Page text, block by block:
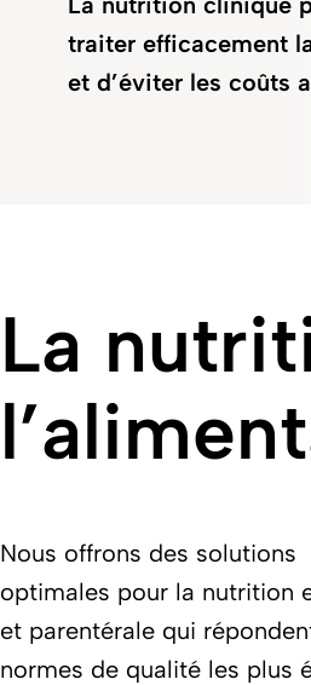
traiter efficacement
et d’éviter les coûts
La
Nous offrons des solutions
optimales pour la nutrition
et parentérale qui
normes de qualité les plus